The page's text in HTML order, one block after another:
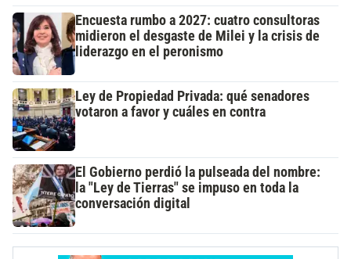
Encuesta rumbo a 2027: cuatro consultoras
midieron el desgaste de Milei y la crisis de
liderazgo en el peronismo
Ley de Propiedad Privada: qué senadores
votaron a favor y cuáles en contra
El Gobierno perdió la pulseada del nombre:
la "Ley de Tierras" se impuso en toda la
conversación digital